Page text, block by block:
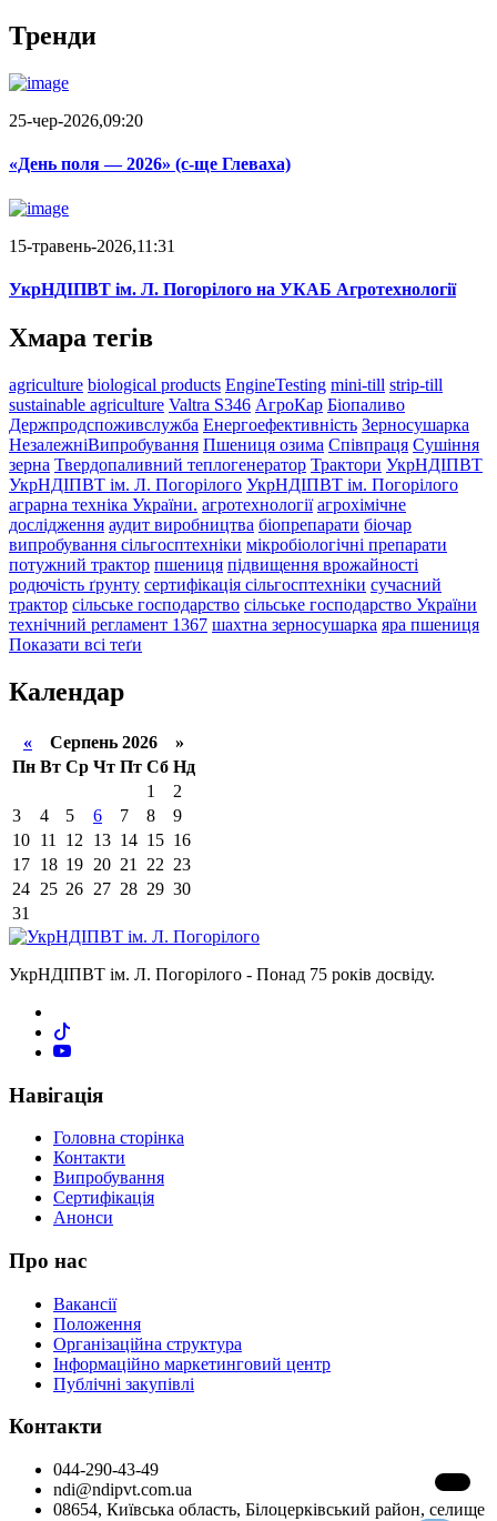
Тренди
25-чер-2026,09:20
«День поля — 2026» (c-ще Глеваха)
15-травень-2026,11:31
УкрНДІПВТ ім. Л. Погорілого на УКАБ Агротехнології
Хмара тегів
agriculture biological products EngineTesting mini-till strip-till
sustainable agriculture Valtra S346 АгроКар Біопаливо
Держпродспоживслужба Енергоефективність Зерносушарка
НезалежніВипробування Пшениця озима Співпраця Сушіння
зерна Твердопаливний теплогенератор Трактори УкрНДІПВТ
УкрНДІПВТ ім. Л. Погорілого УкрНДІПВТ ім. Погорілого
аграрна техніка України. агротехнології агрохімічне
дослідження аудит виробництва біопрепарати біочар
випробування сільгосптехніки мікробіологічні препарати
потужний трактор пшениця підвищення врожайності
родючість ґрунту сертифікація сільгосптехніки сучасний
трактор сільське господарство сільське господарство України
технічний регламент 1367 шахтна зерносушарка яра пшениця
Показати всі теґи
Календар
« Серпень 2026 »
Пн Вт Ср Чт Пт Сб Нд
1
2
3
4 5 6 7 8
9
10 11 12 13 14 15 16
17 18 19 20 21 22 23
24 25 26 27 28 29 30
31
УкрНДІПВТ ім. Л. Погорілого - Понад 75 років досвіду.
Навігація
Головна сторінка
Контакти
Випробування
Сертифікація
Анонси
Про нас
Вакансії
Положення
Організаційна структура
Інформаційно маркетинговий центр
Публічні закупівлі
Контакти
044-290-43-49
ndi@ndipvt.com.ua
08654, Київська область, Білоцерківський район, селище